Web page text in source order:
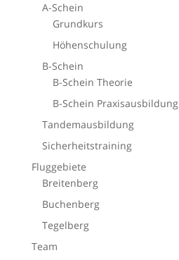
A-Schein
Grundkurs
Höhenschulung
B-Schein
B-Schein Theorie
B-Schein Praxisausbildung
Tandemausbildung
Sicherheitstraining
Fluggebiete
Breitenberg
Buchenberg
Tegelberg
Team